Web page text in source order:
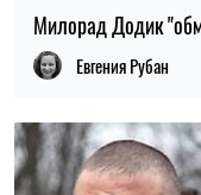
Милорад Додик
Евгения Рубан